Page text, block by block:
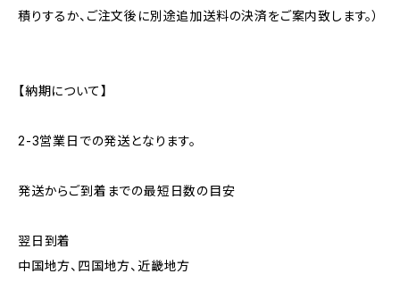
積りするか、ご注文後に別途追加送料の決済をご案内致します。）
【納期について】
2-3営業日での発送となります。
発送からご到着までの最短日数の目安
翌日到着
中国地方、四国地方、近畿地方